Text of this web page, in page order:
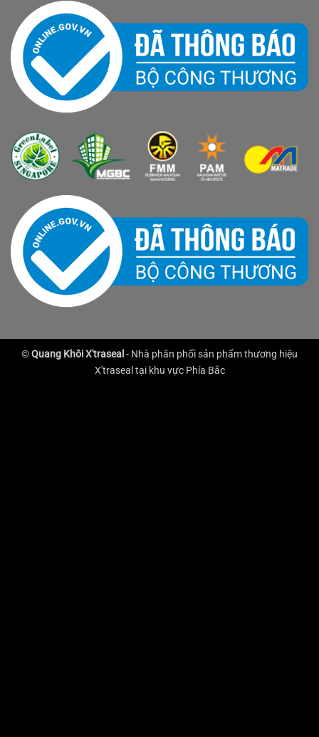
©Quang Khôi X'traseal - Nhà phân phối sản phẩm thương hiệu
X'traseal tại khu vực Phía Bắc